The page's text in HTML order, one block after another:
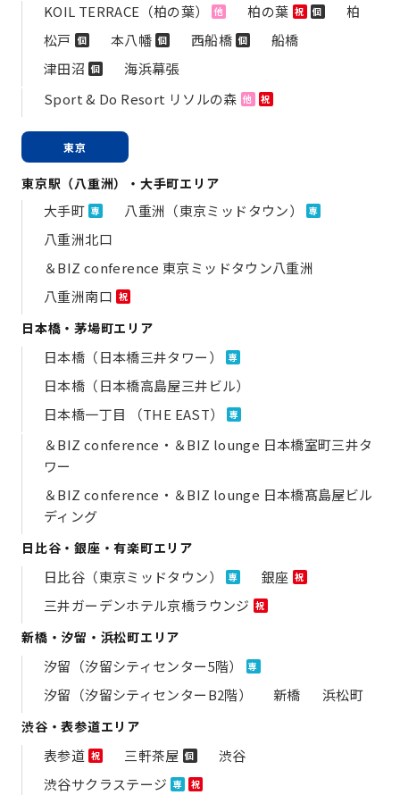
KOIL TERRACE（柏の葉） 他 柏の葉 祝 個
柏
松戸 個 本八幡 個 西船橋 個
船橋
津田沼 個
海浜幕張
Sport & Do Resort リソルの森 他 祝
東京
東京駅（八重洲）・大手町エリア
大手町 専 八重洲（東京ミッドタウン） 専
八重洲北口
＆BIZ conference 東京ミッドタウン八重洲
八重洲南口 祝
日本橋・茅場町エリア
日本橋（日本橋三井タワー） 専
日本橋（日本橋高島屋三井ビル）
日本橋一丁目 （THE EAST）
専
＆BIZ conference・＆BIZ lounge 日本橋室町三井タ
ワー
＆BIZ conference・＆BIZ lounge 日本橋髙島屋ビル
ディング
日比谷・銀座・有楽町エリア
日比谷（東京ミッドタウン） 専 銀座 祝
三井ガーデンホテル京橋ラウンジ 祝
新橋・汐留・浜松町エリア
汐留（汐留シティセンター5階） 専
汐留（汐留シティセンターB2階） 新橋 浜松町
渋谷・表参道エリア
表参道 祝 三軒茶屋 個
渋谷
渋谷サクラステージ 専 祝